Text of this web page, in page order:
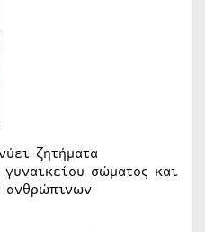
ζητήματα
σώματος και
ανθρώπινων